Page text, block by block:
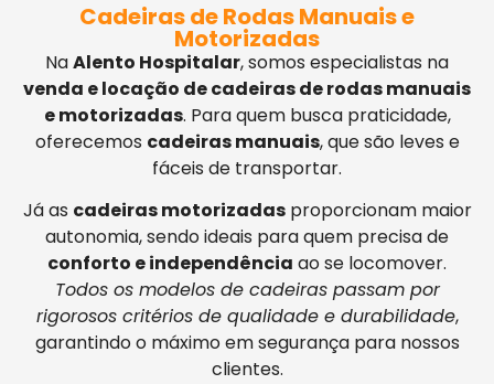
Cadeiras de Rodas Manuais e
Motorizadas
NaAlento Hospitalar, somos especialistas na
venda e locação de cadeiras de rodas manuais
e motorizadas. Para quem busca praticidade,
oferecemos cadeiras manuais, que são leves e
fáceis de transportar.
Já as cadeiras motorizadasproporcionam maior
autonomia, sendo ideais para quem precisa de
conforto e independência ao se locomover.
Todos os modelos de cadeiras passam por
rigorosos critérios de qualidade e durabilidade,
garantindo o máximo em segurança para nossos
clientes.